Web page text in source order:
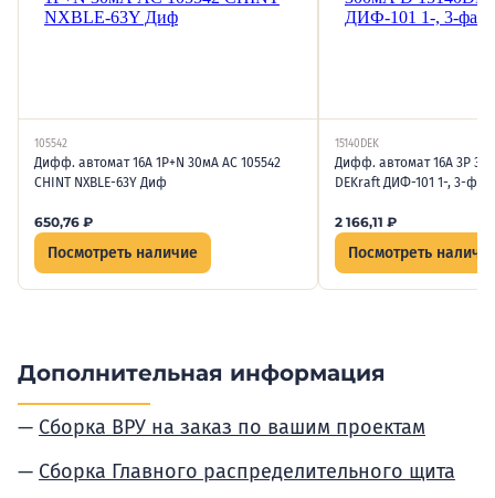
105542
Дифф. автомат 16А 1P+N 30мА AC 105542
CHINT NXBLE-63Y Диф
650,76 ₽
Посмотреть наличие
15140DEK
Дифф. автомат 16А 3P
DEKraft ДИФ-101 1-, 3-
2 166,11 ₽
Посмотреть
Дополнительная информация
Сборка ВРУ на заказ по вашим проектам
Сборка Главного распределительного щита